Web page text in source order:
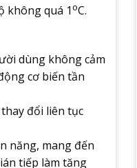
không quá 1oC.
dùng không cảm
cơ biến tần
đổi liên tục
năng, mang đến
tiếp làm tăng